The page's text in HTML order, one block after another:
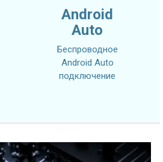
Android
Auto
Беспроводное
Android Auto
подключение